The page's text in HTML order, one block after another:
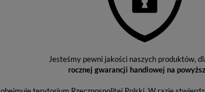
Jesteśmy pewni jakości naszych produktów,
rocznej gwarancji handlowej na